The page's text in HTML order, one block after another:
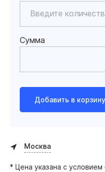
Сумма
Добавить в корзину
Москва
* Цена указана с